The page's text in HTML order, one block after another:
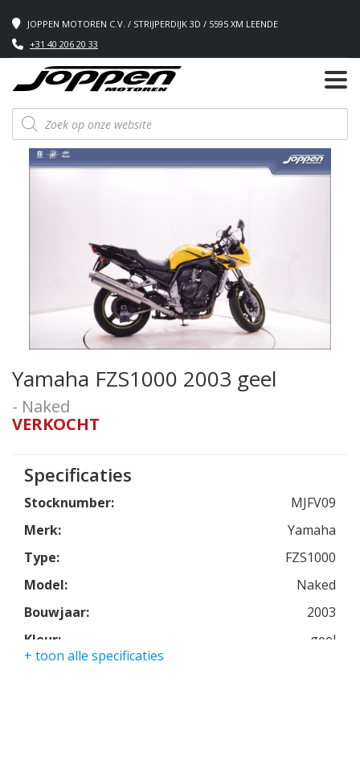
JOPPEN MOTOREN C.V. / STRIJPERDIJK 3D / 5595 XM LEENDE
+31 40 206 20 33
Producten
zoeken
Yamaha FZS1000 2003 geel
- Naked
VERKOCHT
Specificaties
Stocknumber:
MJFV09
Merk:
Yamaha
Type:
FZS1000
Model:
Naked
Bouwjaar:
2003
Kleur:
geel
+ toon alle specificaties